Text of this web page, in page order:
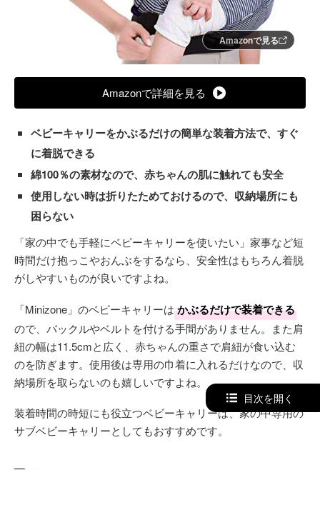
Amazonで見る
Amazonで詳細を見る
ベビーキャリーをかぶるだけの簡単な装着方法で、すぐ
に着脱できる
綿100％の素材なので、赤ちゃんの肌に触れても安全
使用しない時は折りたためておけるので、収納場所にも
困らない
「家の中でも手軽にベビーキャリーを使いたい」家事など短
時間だけ抱っこやおんぶをするなら、安全性はもちろん着脱
がしやすいものが良いですよね。
「Minizone」のベビーキャリーは かぶるだけで装着できる
ので、バックルやベルトを付ける手間がありません。また肩
紐の幅は11.5cmと広く、赤ちゃんの重さで肩紐が食い込む
のを防ぎます。使用後は専用の巾着に入れるだけなので、収
納場所を取らないのも嬉しいですよね。
装着時間の時短にも役立つベビーキャリーは、家の中専用の
サブベビーキャリーとしてもおすすめです。
目次を開く